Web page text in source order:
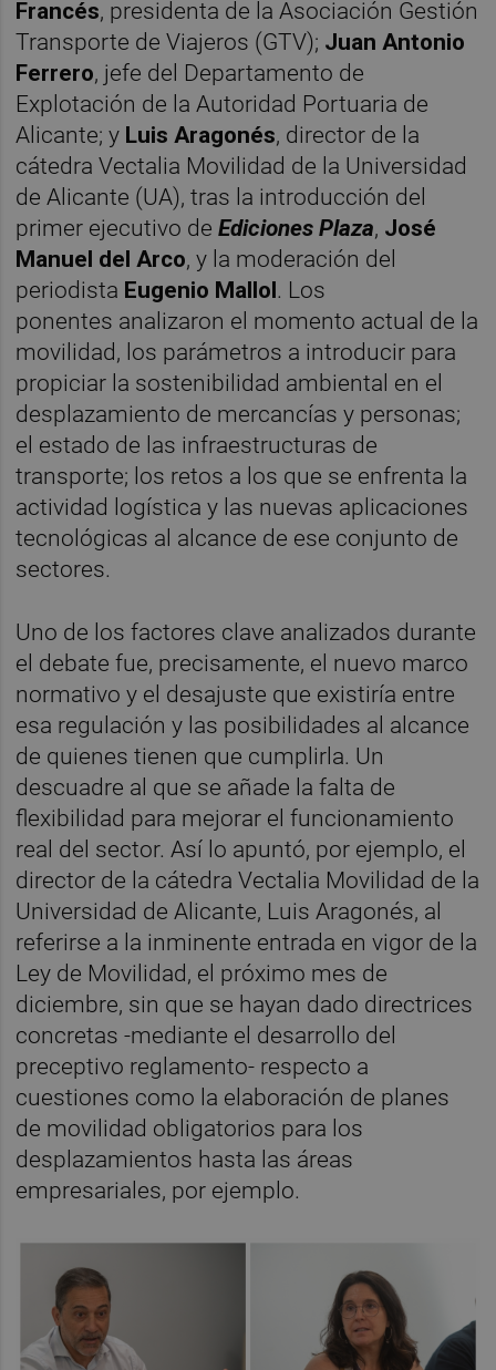
Francés, presidenta de la Asociación Gestión
Transporte de Viajeros (GTV); Juan Antonio
Ferrero, jefe del Departamento de
Explotación de la Autoridad Portuaria de
Alicante; y Luis Aragonés, director de la
cátedra Vectalia Movilidad de la Universidad
de Alicante (UA), tras la introducción del
primer ejecutivo deEdiciones Plaza, José
Manuel del Arco, y la moderación del
periodista Eugenio Mallol. Los
ponentes analizaron el momento actual de la
movilidad, los parámetros a introducir para
propiciar la sostenibilidad ambiental en el
desplazamiento de mercancías y personas;
el estado de las infraestructuras de
transporte; los retos a los que se enfrenta la
actividad logística y las nuevas aplicaciones
tecnológicas al alcance de ese conjunto de
sectores.
Uno de los factores clave analizados durante
el debate fue, precisamente, el nuevo marco
normativo y el desajuste que existiría entre
esa regulación y las posibilidades al alcance
de quienes tienen que cumplirla. Un
descuadre al que se añade la falta de
flexibilidad para mejorar el funcionamiento
real del sector. Así lo apuntó, por ejemplo, el
director de la cátedra Vectalia Movilidad de la
Universidad de Alicante, Luis Aragonés, al
referirse a la inminente entrada en vigor de la
Ley de Movilidad, el próximo mes de
diciembre, sin que se hayan dado directrices
concretas -mediante el desarrollo del
preceptivo reglamento- respecto a
cuestiones como la elaboración de planes
de movilidad obligatorios para los
desplazamientos hasta las áreas
empresariales, por ejemplo.